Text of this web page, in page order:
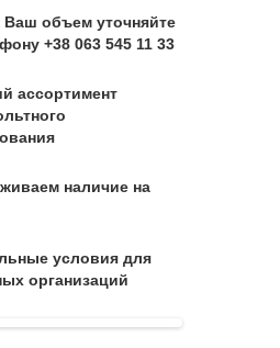
Ваш объем уточняйте
+38 063 545 11 33
ассортимент
наличие на
условия для
организаций